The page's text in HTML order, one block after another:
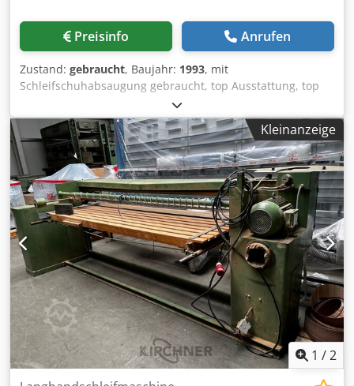
Preisinfo Anrufen
Zustand: gebraucht, Baujahr: 1993, mit
Schleifschuhabsaugung gebraucht, top Ausstattung, top
Zustand, wenig gelaufen Dodpfx Agovwfncslsck Fabrikat
Johannsen Typ T 94 Baujahr 1993 Masch.-Nr. 20375 GS-
holzstaubgeprüft Motor 4,0 kW Schleiflänge ca. 2600 mm
Schleifbreite ca. 850 mm Bandlänge ca. 150 mm x 7800
mm Tischgröße ca. 2780 mm x 800 mm Kröpfung rechts ca.
550 mm Verstellung elektrisch obere Bandabdeckung
Tischbeleuchtung Bandgeschwindigkeiten 27 m/sec.
Rechts-Links-Lauf Absauganschluss D 80/140 mm li / 120
mm re Platzbedarf ca. 4050 mm x 2200 mm Gewicht ca.
750 kg Lagerort 97447 Gerolzhofen, frei verladen,
unverpackt Übergabe im Istzustand wie besichtigt, ohne
Garantie und Gewährleistung
Kleinanzeige
1 /2